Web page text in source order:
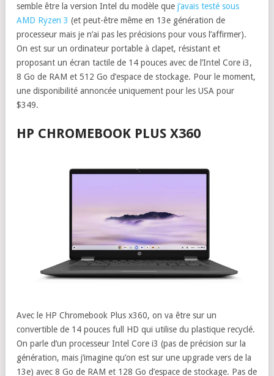
semble être la version Intel du modèle que j’avais testé sous
AMD Ryzen 3 (et peut-être même en 13e génération de
processeur mais je n’ai pas les précisions pour vous l’affirmer).
On est sur un ordinateur portable à clapet, résistant et
proposant un écran tactile de 14 pouces avec de l’Intel Core i3,
8 Go de RAM et 512 Go d’espace de stockage. Pour le moment,
une disponibilité annoncée uniquement pour les USA pour
$349.
HP CHROMEBOOK PLUS X360
Avec le HP Chromebook Plus x360, on va être sur un
convertible de 14 pouces full HD qui utilise du plastique recyclé.
On parle d’un processeur Intel Core i3 (pas de précision sur la
génération, mais j’imagine qu’on est sur une upgrade vers de la
13e) avec 8 Go de RAM et 128 Go d’espace de stockage. Pas de